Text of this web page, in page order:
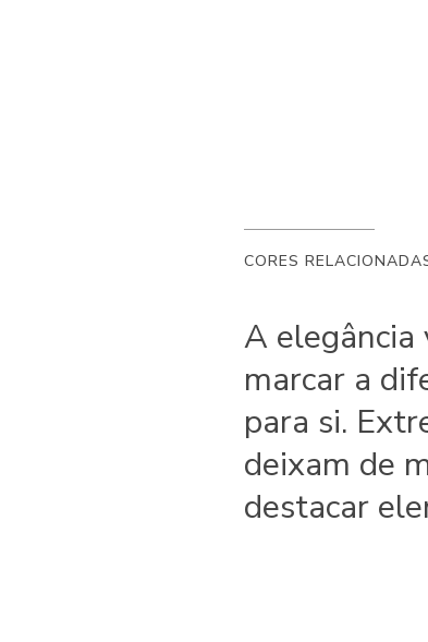
CORES
A elegância
marcar a
para si.
deixam de
destacar